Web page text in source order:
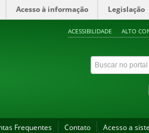
Acesso à informação Legislação
ACESSIBILIDADE ALTO
Frequentes Contato Acesso a